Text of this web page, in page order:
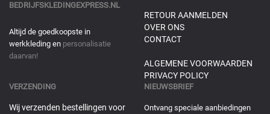
BEDRIJFSKLEDINGEXPRESS.NL
Altijd de goedkoopste in
werkkleding en personalisatie
daarvan!
RETOUR AANMELDEN
OVER ONS
CONTACT
ALGEMENE VOORWAARDEN
PRIVACY POLICY
VERZENDING
Wij verzenden bestellingen voor
NIEUWSBRIEF
Ontvang speciale aanbiedingen